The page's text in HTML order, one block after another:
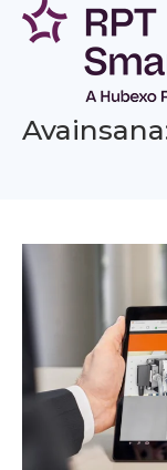
Siirry
sisältöön